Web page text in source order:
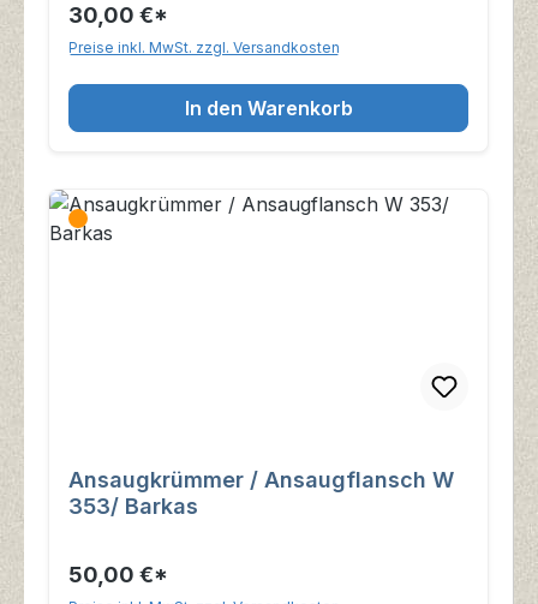
30,00 €*
Preise inkl. MwSt. zzgl. Versandkosten
In den Warenkorb
Ansaugkrümmer / Ansaugflansch W
353/ Barkas
50,00 €*